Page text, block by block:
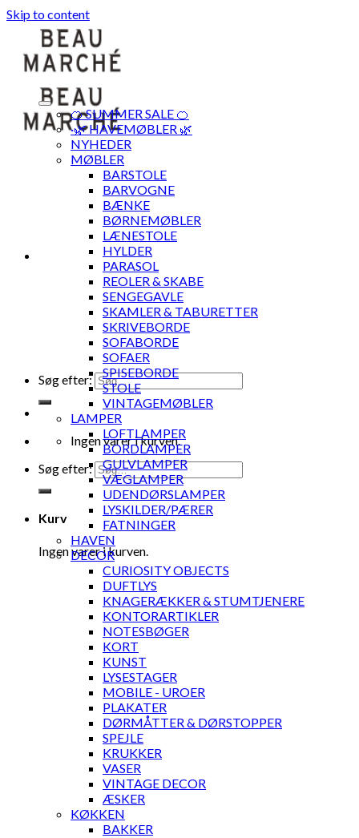
Skip to content
Søg efter:
Ingen varer i kurven.
Søg efter:
Kurv
Ingen varer i kurven.
🍊 SUMMER SALE 🍊
·🌿 HAVEMØBLER 🌿
NYHEDER
MØBLER
BARSTOLE
BARVOGNE
BÆNKE
BØRNEMØBLER
LÆNESTOLE
HYLDER
PARASOL
REOLER & SKABE
SENGEGAVLE
SKAMLER & TABURETTER
SKRIVEBORDE
SOFABORDE
SOFAER
SPISEBORDE
STOLE
VINTAGEMØBLER
LAMPER
LOFTLAMPER
BORDLAMPER
GULVLAMPER
VÆGLAMPER
UDENDØRSLAMPER
LYSKILDER/PÆRER
FATNINGER
HAVEN
DECOR
CURIOSITY OBJECTS
DUFTLYS
KNAGERÆKKER & STUMTJENERE
KONTORARTIKLER
NOTESBØGER
KORT
KUNST
LYSESTAGER
MOBILE - UROER
PLAKATER
DØRMÅTTER & DØRSTOPPER
SPEJLE
KRUKKER
VASER
VINTAGE DECOR
ÆSKER
KØKKEN
BAKKER